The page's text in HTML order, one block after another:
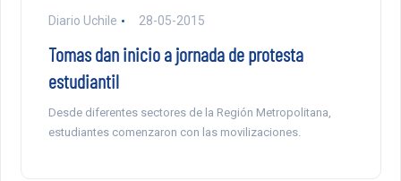
Diario Uchile 28-05-2015
Tomas dan inicio a jornada de protesta
estudiantil
Desde diferentes sectores de la Región Metropolitana,
estudiantes comenzaron con las movilizaciones.